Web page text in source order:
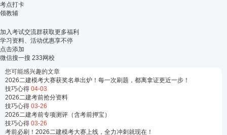
考点打卡
领教辅
加入考试交流群获取更多福利
学习资料、活动优惠享不停
点击添加
微信搜一搜 233网校
您可能感兴趣的文章
2026二建模考大赛获奖名单出炉！每一次刷题，都离拿证更近一步！
技巧心得 04-03
2026二建考前抢分资料
技巧心得 03-26
2026二建考前专项测评（含考前押宝）
技巧心得 03-26
考前必刷！2026二建模考大赛上线，全力冲刺就现在！